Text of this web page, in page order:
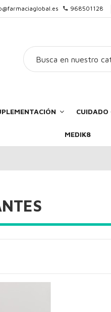
968501128
CUIDADO
MEDIK8